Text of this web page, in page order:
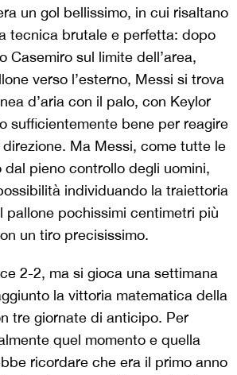
un gol bellissimo, in cui risaltano
tecnica brutale e perfetta: dopo
Casemiro sul limite dell’area,
verso l’esterno, Messi si trova
d’aria con il palo, con Keylor
sufficientemente bene per reagire
Ma Messi, come tutte le
dal pieno controllo degli uomini,
individuando la traiettoria
pallone pochissimi centimetri più
un tiro precisissimo.
2-2, ma si gioca una settimana
la vittoria matematica della
tre giornate di anticipo. Per
quel momento e quella
ricordare che era il primo anno